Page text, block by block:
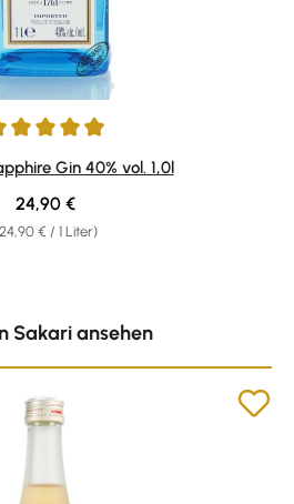
von 4.94 von 5 Sternen
Gin 40% vol. 1,0l
€ / 1 Liter)
Regulärer Preis:
24,90 €
Sakari ansehen